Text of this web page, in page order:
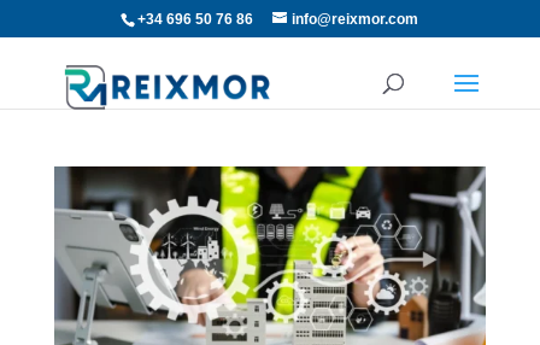
+34 696 50 76 86 info@reixmor.com